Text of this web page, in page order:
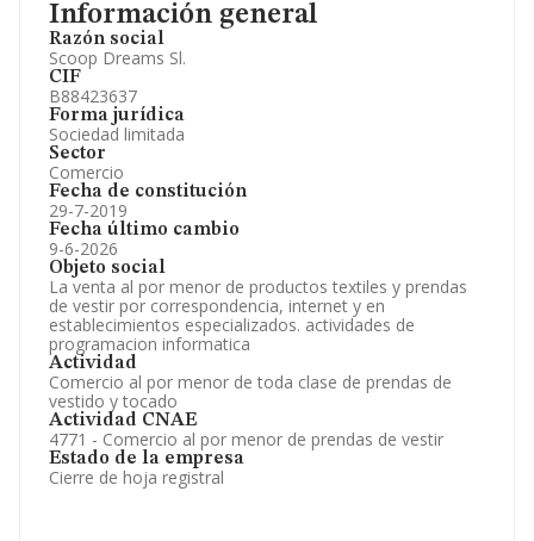
Información general
Razón social
Scoop Dreams Sl.
CIF
B88423637
Forma jurídica
Sociedad limitada
Sector
Comercio
Fecha de constitución
29-7-2019
Fecha último cambio
9-6-2026
Objeto social
La venta al por menor de productos textiles y prendas
de vestir por correspondencia, internet y en
establecimientos especializados. actividades de
programacion informatica
Actividad
Comercio al por menor de toda clase de prendas de
vestido y tocado
Actividad CNAE
4771 - Comercio al por menor de prendas de vestir
Estado de la empresa
Cierre de hoja registral